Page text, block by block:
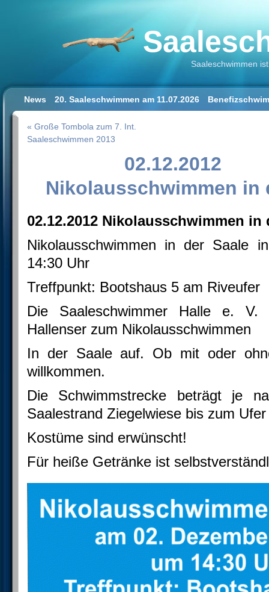
Saaleschwimmen
News 20. Saaleschwimmen am 11.07.2026
Impressum/Datenschutz
« Große Tombola zum 7. Int.
Saaleschwimmen 2013
02.12.2012
Nikolausschwimmen in
02.12.2012 Nikolausschwimmen in
Nikolausschwimmen in der Saale
14:30 Uhr
Treffpunkt: Bootshaus 5 am Riveufer
Die Saaleschwimmer Halle e.
Hallenser zum Nikolausschwimmen
In der Saale auf. Ob mit oder
willkommen.
Die Schwimmstrecke beträgt je
Saalestrand Ziegelwiese bis zum
Kostüme sind erwünscht!
Für heiße Getränke ist